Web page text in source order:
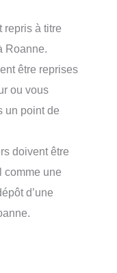
repris à titre
Roanne.
être reprises
ou vous
un point de
doivent être
comme une
d’une